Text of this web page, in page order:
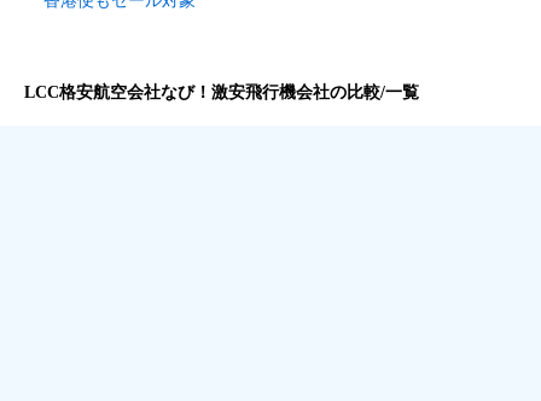
LCC格安航空会社なび！激安飛行機会社の比較/一覧